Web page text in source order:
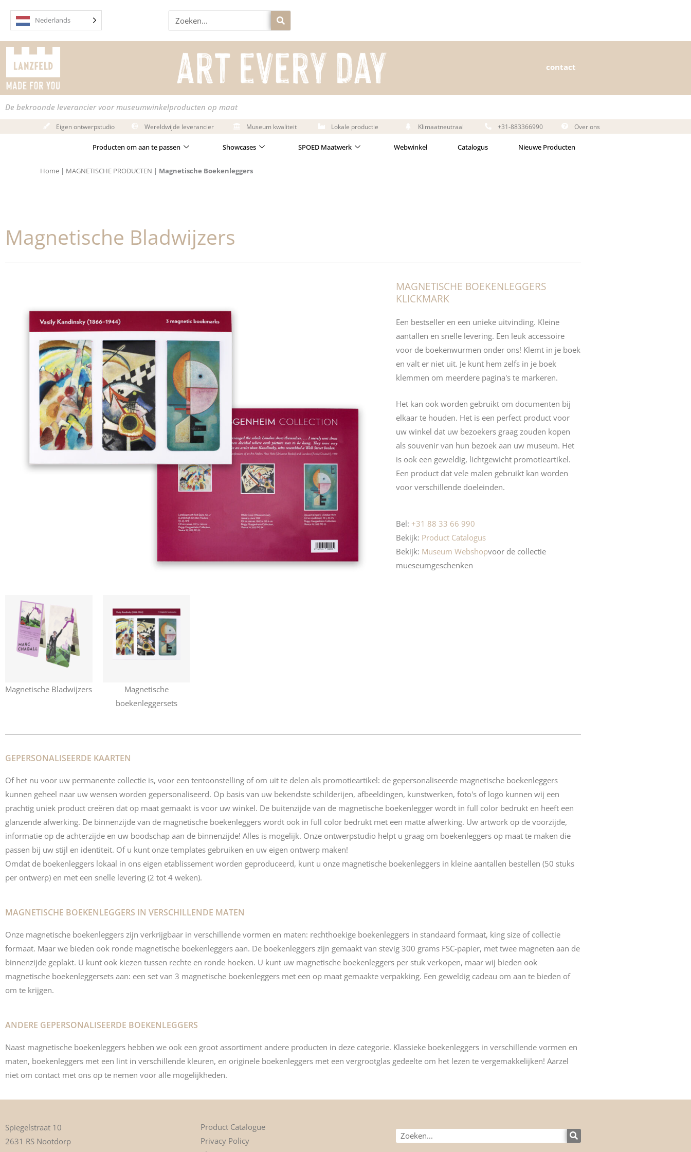
Nederlands
Zoek
contact
De bekroonde leverancier voor museumwinkelproducten op maat
Eigen ontwerpstudio Wereldwijde leverancier Museum kwaliteit Lokale productie Klimaatneutraal +31-883366990 Over ons
Producten om aan te passen Showcases SPOED Maatwerk Webwinkel Catalogus Nieuwe Producten
Home | MAGNETISCHE PRODUCTEN | Magnetische Boekenleggers
Magnetische Bladwijzers
MAGNETISCHE BOEKENLEGGERS
KLICKMARK
Een bestseller en een unieke uitvinding. Kleine
aantallen en snelle levering. Een leuk accessoire
voor de boekenwurmen onder ons! Klemt in je boek
en valt er niet uit. Je kunt hem zelfs in je boek
klemmen om meerdere pagina's te markeren.
Het kan ook worden gebruikt om documenten bij
elkaar te houden. Het is een perfect product voor
uw winkel dat uw bezoekers graag zouden kopen
als souvenir van hun bezoek aan uw museum. Het
is ook een geweldig, lichtgewicht promotieartikel.
Een product dat vele malen gebruikt kan worden
voor verschillende doeleinden.
Bel: +31 88 33 66 990
Bekijk: Product Catalogus
Bekijk: Museum Webshopvoor de collectie
mueseumgeschenken
Magnetische Bladwijzers
Magnetische
boekenleggersets
GEPERSONALISEERDE KAARTEN
Of het nu voor uw permanente collectie is, voor een tentoonstelling of om uit te delen als promotieartikel: de gepersonaliseerde magnetische boekenleggers
kunnen geheel naar uw wensen worden gepersonaliseerd. Op basis van uw bekendste schilderijen, afbeeldingen, kunstwerken, foto's of logo kunnen wij een
prachtig uniek product creëren dat op maat gemaakt is voor uw winkel. De buitenzijde van de magnetische boekenlegger wordt in full color bedrukt en heeft een
glanzende afwerking. De binnenzijde van de magnetische boekenleggers wordt ook in full color bedrukt met een matte afwerking. Uw artwork op de voorzijde,
informatie op de achterzijde en uw boodschap aan de binnenzijde! Alles is mogelijk. Onze ontwerpstudio helpt u graag om boekenleggers op maat te maken die
passen bij uw stijl en identiteit. Of u kunt onze templates gebruiken en uw eigen ontwerp maken!
Omdat de boekenleggers lokaal in ons eigen etablissement worden geproduceerd, kunt u onze magnetische boekenleggers in kleine aantallen bestellen (50 stuks
per ontwerp) en met een snelle levering (2 tot 4 weken).
MAGNETISCHE BOEKENLEGGERS IN VERSCHILLENDE MATEN
Onze magnetische boekenleggers zijn verkrijgbaar in verschillende vormen en maten: rechthoekige boekenleggers in standaard formaat, king size of collectie
formaat. Maar we bieden ook ronde magnetische boekenleggers aan. De boekenleggers zijn gemaakt van stevig 300 grams FSC-papier, met twee magneten aan de
binnenzijde geplakt. U kunt ook kiezen tussen rechte en ronde hoeken. U kunt uw magnetische boekenleggers per stuk verkopen, maar wij bieden ook
magnetische boekenleggersets aan: een set van 3 magnetische boekenleggers met een op maat gemaakte verpakking. Een geweldig cadeau om aan te bieden of
om te krijgen.
ANDERE GEPERSONALISEERDE BOEKENLEGGERS
Naast magnetische boekenleggers hebben we ook een groot assortiment andere producten in deze categorie. Klassieke boekenleggers in verschillende vormen en
maten, boekenleggers met een lint in verschillende kleuren, en originele boekenleggers met een vergrootglas gedeelte om het lezen te vergemakkelijken! Aarzel
niet om contact met ons op te nemen voor alle mogelijkheden.
Spiegelstraat 10
2631 RS Nootdorp
Product Catalogue
Privacy Policy
Zoek